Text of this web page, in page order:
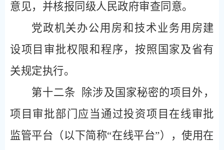
意见，并核报同级人民政府审查同意。
党政机关办公用房和技术业务用房建
设项目审批权限和程序，按照国家及省有
关规定执行。
第十二条
除涉及国家秘密的项目外，
项目审批部门应当通过投资项目在线审批
监管平台（以下简称“在线平台”），使用在